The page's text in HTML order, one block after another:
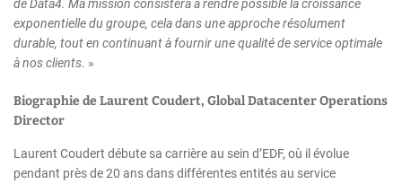
de Data4. Ma mission consistera à rendre possible la croissance
exponentielle du groupe, cela dans une approche résolument
durable, tout en continuant à fournir une qualité de service optimale
à nos clients. »
Biographie de Laurent Coudert, Global Datacenter Operations
Director
Laurent Coudert débute sa carrière au sein d’EDF, où il évolue
pendant près de 20 ans dans différentes entités au service